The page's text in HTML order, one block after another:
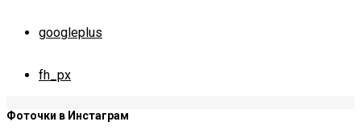
googleplus
fh_px
Фоточки в Инстаграм